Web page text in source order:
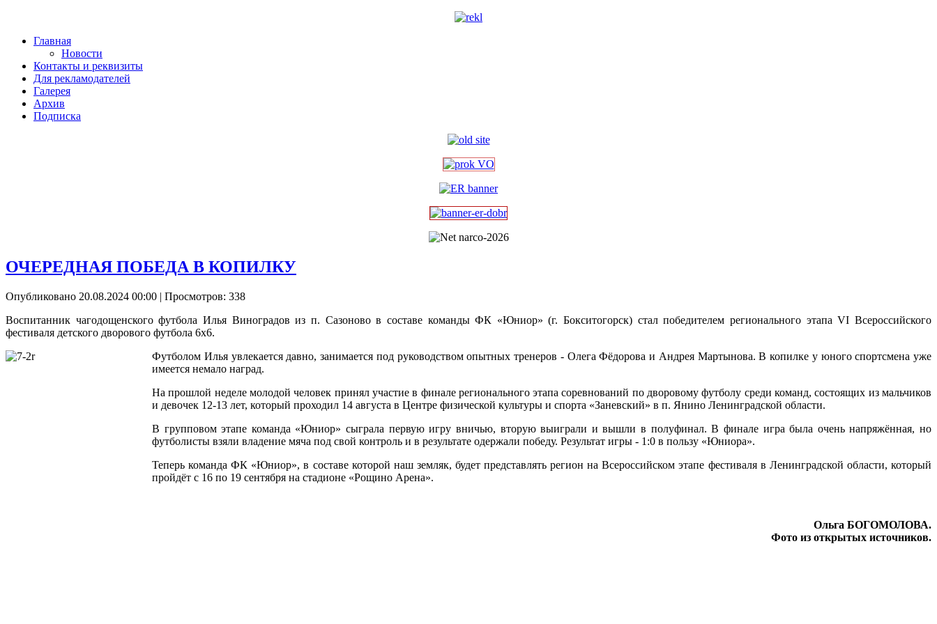
Главная
Новости
Контакты и реквизиты
Для рекламодателей
Галерея
Архив
Подписка
ОЧЕРЕДНАЯ ПОБЕДА В КОПИЛКУ
Опубликовано 20.08.2024 00:00 | Просмотров: 338
Воспитанник чагодощенского футбола Илья Виноградов из п. Сазоново в составе команды ФК «Юниор» (г. Бокситогорск) стал победителем регионального этапа VI Всероссийского
фестиваля детского дворового футбола 6х6.
Футболом Илья увлекается давно, занимается под руководством опытных тренеров - Олега Фёдорова и Андрея Мартынова. В копилке у юного спортсмена уже
имеется немало наград.
На прошлой неделе молодой человек принял участие в финале регионального этапа соревнований по дворовому футболу среди команд, состоящих из мальчиков
и девочек 12-13 лет, который проходил 14 августа в Центре физической культуры и спорта «Заневский» в п. Янино Ленинградской области.
В групповом этапе команда «Юниор» сыграла первую игру вничью, вторую выиграли и вышли в полуфинал. В финале игра была очень напряжённая, но
футболисты взяли владение мяча под свой контроль и в результате одержали победу. Результат игры - 1:0 в пользу «Юниора».
Теперь команда ФК «Юниор», в составе которой наш земляк, будет представлять регион на Всероссийском этапе фестиваля в Ленинградской области, который
пройдёт с 16 по 19 сентября на стадионе «Рощино Арена».
Ольга БОГОМОЛОВА.
Фото из открытых источников.